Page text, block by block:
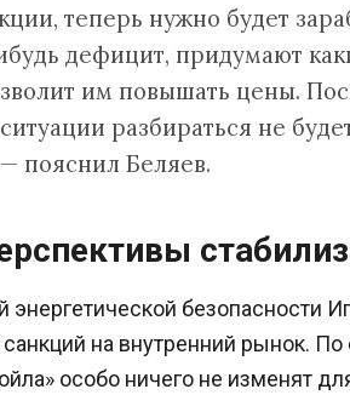
теперь нужно будет
дефицит, придумают
им повышать цены.
разбираться не
пояснил Беляев.
безопасности
на внутренний рынок.
особо ничего не изменят